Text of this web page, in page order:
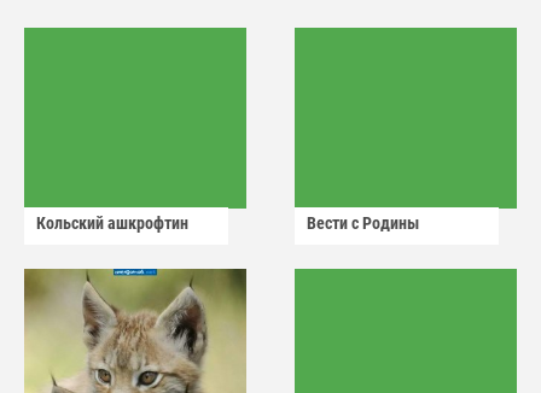
Кольский ашкрофтин Вести с Родины